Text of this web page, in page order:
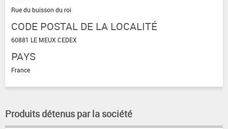
Rue du buisson du roi
CODE POSTAL DE LA LOCALITÉ
60881 LE MEUX CEDEX
PAYS
France
Produits détenus par la société